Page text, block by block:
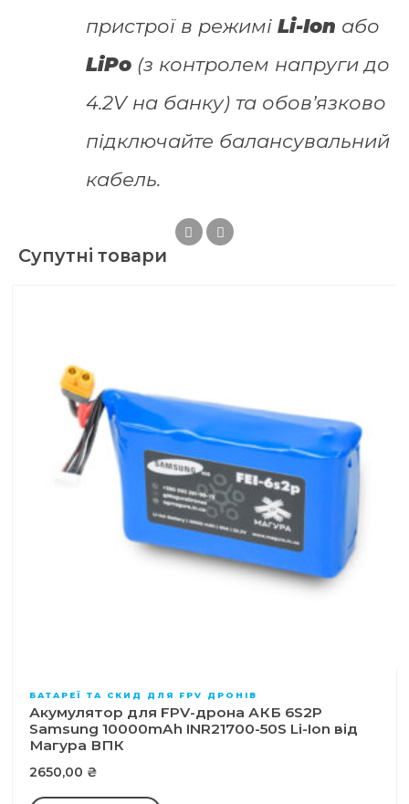
пристрої в режимі Li-Ion або
LiPo(з контролем напруги до
4.2V на банку) та обов’язково
підключайте балансувальний
кабель.
Супутні товари
БАТАРЕЇ ТА СКИД ДЛЯ FPV ДРОНІВ
Акумулятор для FPV-дрона АКБ 6S2P
Samsung 10000mAh INR21700-50S Li-Ion від
Магура ВПК
2650,00 ₴